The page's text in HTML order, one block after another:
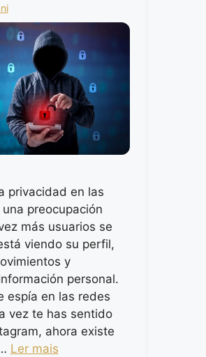
privacidad en las
preocupación
más usuarios se
viendo su perfil,
y
personal.
espía en las redes
vez te has sentido
ahora existe
Ler mais